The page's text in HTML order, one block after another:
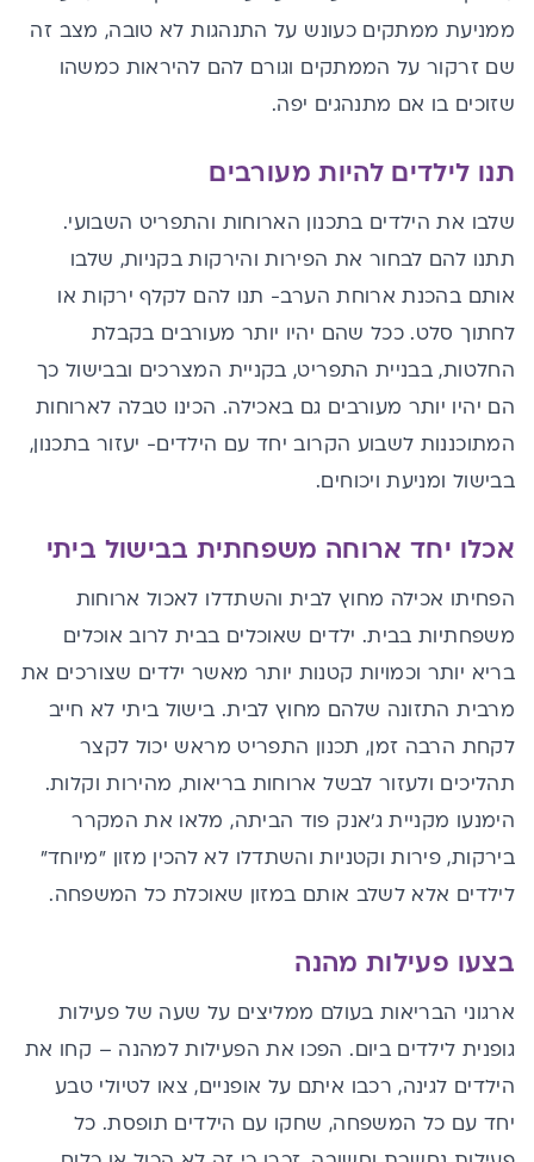
ממניעת ממתקים כעונש על התנהגות לא טובה, מצב זה
שם זרקור על הממתקים וגורם להם להיראות כמשהו
שזוכים בו אם מתנהגים יפה.
תנו לילדים להיות מעורבים
שלבו את הילדים בתכנון הארוחות והתפריט השבועי.
תתנו להם לבחור את הפירות והירקות בקניות, שלבו
אותם בהכנת ארוחת הערב- תנו להם לקלף ירקות או
לחתוך סלט. ככל שהם יהיו יותר מעורבים בקבלת
החלטות, בבניית התפריט, בקניית המצרכים ובבישול כך
הם יהיו יותר מעורבים גם באכילה. הכינו טבלה לארוחות
המתוכננות לשבוע הקרוב יחד עם הילדים- יעזור בתכנון,
בבישול ומניעת ויכוחים.
אכלו יחד ארוחה משפחתית בבישול ביתי
הפחיתו אכילה מחוץ לבית והשתדלו לאכול ארוחות
משפחתיות בבית. ילדים שאוכלים בבית לרוב אוכלים
בריא יותר וכמויות קטנות יותר מאשר ילדים שצורכים את
מרבית התזונה שלהם מחוץ לבית. בישול ביתי לא חייב
לקחת הרבה זמן, תכנון התפריט מראש יכול לקצר
תהליכים ולעזור לבשל ארוחות בריאות, מהירות וקלות.
הימנעו מקניית ג'אנק פוד הביתה, מלאו את המקרר
בירקות, פירות וקטניות והשתדלו לא להכין מזון "מיוחד"
לילדים אלא לשלב אותם במזון שאוכלת כל המשפחה.
בצעו פעילות מהנה
ארגוני הבריאות בעולם ממליצים על שעה של פעילות
גופנית לילדים ביום. הפכו את הפעילות למהנה – קחו את
הילדים לגינה, רכבו איתם על אופניים, צאו לטיולי טבע
יחד עם כל המשפחה, שחקו עם הילדים תופסת. כל